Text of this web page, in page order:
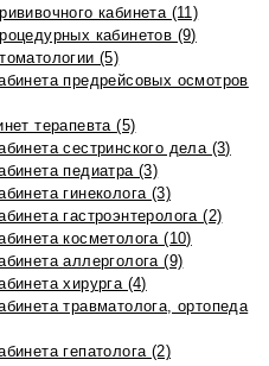
кабинета (11)
кабинетов (9)
(5)
предрейсовых осмотров
терапевта (5)
сестринского дела (3)
педиатра (3)
гинеколога (3)
гастроэнтеролога (2)
косметолога (10)
аллерголога (9)
хирурга (4)
травматолога, ортопеда
гепатолога (2)